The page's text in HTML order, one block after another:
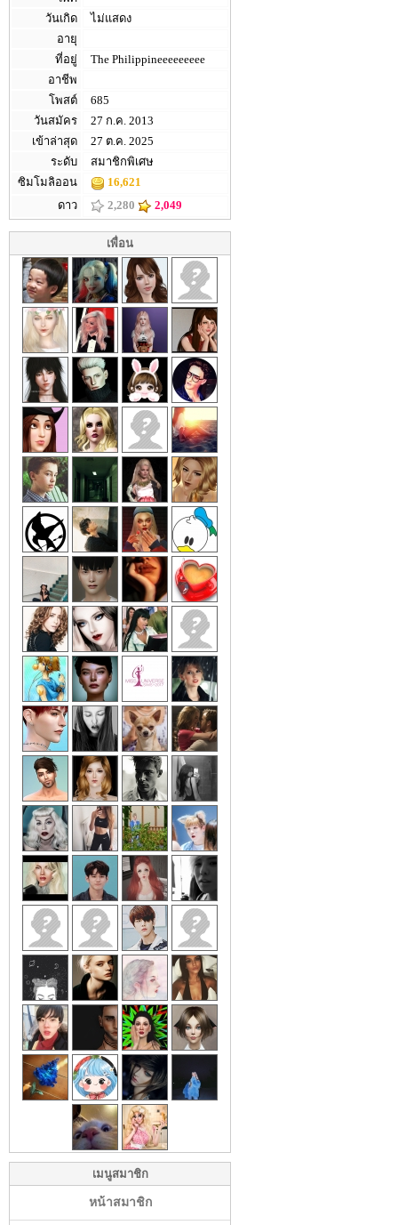
วันเกิด
ไม่แสดง
อายุ
ที่อยู่
The Philippineeeeeeeee
อาชีพ
โพสต์
685
วันสมัคร
27 ก.ค. 2013
เข้าล่าสุด
27 ต.ค. 2025
ระดับ
สมาชิกพิเศษ
ซิมโมลิออน
16,621
ดาว
2,280 2,049
เพื่อน
เมนูสมาชิก
หน้าสมาชิก